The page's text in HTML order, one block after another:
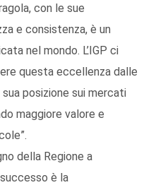
con le sue
e consistenza, è un
nel mondo. L’IGP ci
questa eccellenza dalle
posizione sui mercati
maggiore valore e
della Regione a
è la